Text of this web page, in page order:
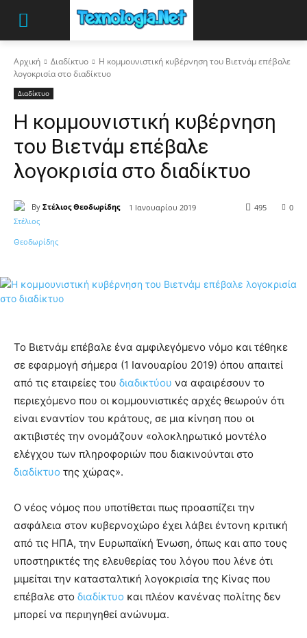
Αρχική Διαδίκτυο
Η κομμουνιστική κυβέρνηση του Βιετνάμ επέβαλε
λογοκρισία στο διαδίκτυο
Διαδίκτυο
Η κομμουνιστική κυβέρνηση
του Βιετνάμ επέβαλε
λογοκρισία στο διαδίκτυο
By Στέλιος Θεοδωρίδης 1 Ιανουαρίου 2019 0
495
Το Βιετνάμ επέβαλε ένα αμφιλεγόμενο νόμο και τέθηκε
σε εφαρμογή σήμερα (1 Ιανουαρίου 2019) όπου απαιτεί
από τις εταιρείες του διαδικτύου να αφαιρέσουν το
περιεχόμενο που οι κομμουνιστικές αρχές θεωρούν ότι
είναι εναντίον του κράτους, σε μια κίνηση που οι
ακτιβιστές την ονομάζουν «ολοκληρωτικό μοντέλο
ελέγχου των πληροφοριών που διακινούνται στο
διαδίκτυο της χώρας».
Ο νέος νόμος που υποτίθεται πως προασπίζει την
ασφάλεια στον κυβερνοχώρο έχει λάβει έντονη κριτική
από τις ΗΠΑ, την Ευρωπαϊκή Ένωση, όπως και απο τους
υποστηρικτές της ελευθερίας του λόγου που λένε ότι
μιμείται την κατασταλτική λογοκρισία της Κίνας που
επέβαλε στο διαδίκτυο και πλέον κανένας πολίτης δεν
μπορεί να περιηγηθεί ανώνυμα.